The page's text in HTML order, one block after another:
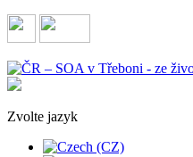
Zvolte jazyk